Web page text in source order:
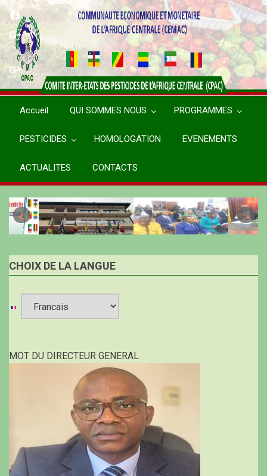
Aller
contenu
principal
Accueil QUI SOMMES NOUS PROGRAMMES
PESTICIDES HOMOLOGATION EVENEMENTS
ACTUALITES CONTACTS
CHOIX DE LA LANGUE
language
MOT DU DIRECTEUR GENERAL